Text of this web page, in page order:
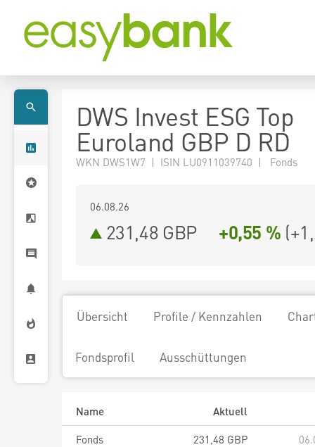
DWS Invest ESG Top
Euroland GBP D RD
WKN DWS1W7 | ISIN LU0911039740 | Fonds
06.08.26
231,48 GBP +0,55 % (
Übersicht Profile / Kennzahlen
Fondsprofil Ausschüttungen
Name
Aktuell
Fonds
231,48 GBP